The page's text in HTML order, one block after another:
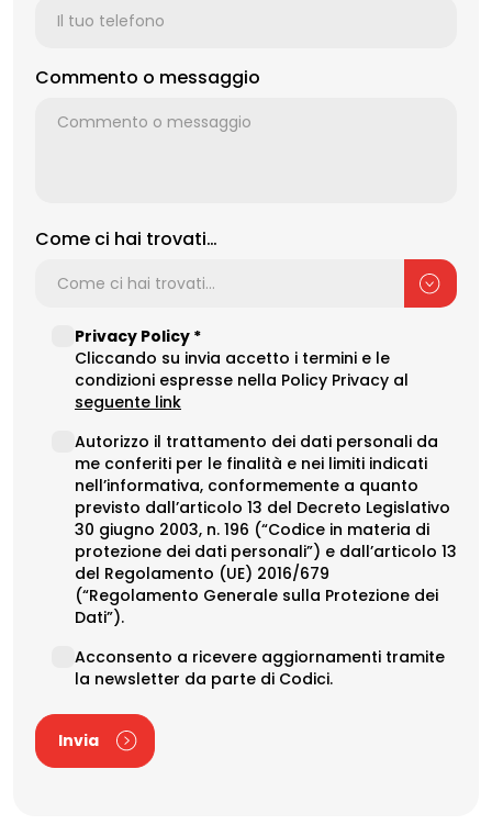
Commento o messaggio
Come ci hai trovati…
Privacy
Policy
Privacy Policy *
Cliccando su invia accetto i termini e le
condizioni espresse nella Policy Privacy al
seguente link(opens in a new tab)
Data
Procesing
Autorizzo il trattamento dei dati personali da
me conferiti per le finalità e nei limiti indicati
nell’informativa, conformemente a quanto
previsto dall’articolo 13 del Decreto Legislativo
30 giugno 2003, n. 196 (“Codice in materia di
protezione dei dati personali”) e dall’articolo 13
del Regolamento (UE) 2016/679
(“Regolamento Generale sulla Protezione dei
Dati”).
Newsletter
Acconsento a ricevere aggiornamenti tramite
la newsletter da parte di Codici.
Invia